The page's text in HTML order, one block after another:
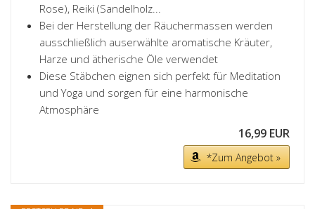
Rose), Reiki (Sandelholz...
Bei der Herstellung der Räuchermassen werden
ausschließlich auserwählte aromatische Kräuter,
Harze und ätherische Öle verwendet
Diese Stäbchen eignen sich perfekt für Meditation
und Yoga und sorgen für eine harmonische
Atmosphäre
16,99 EUR
*Zum Angebot »